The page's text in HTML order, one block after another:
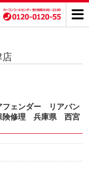
店
ェンダー リアバン
修理 兵庫県 西宮